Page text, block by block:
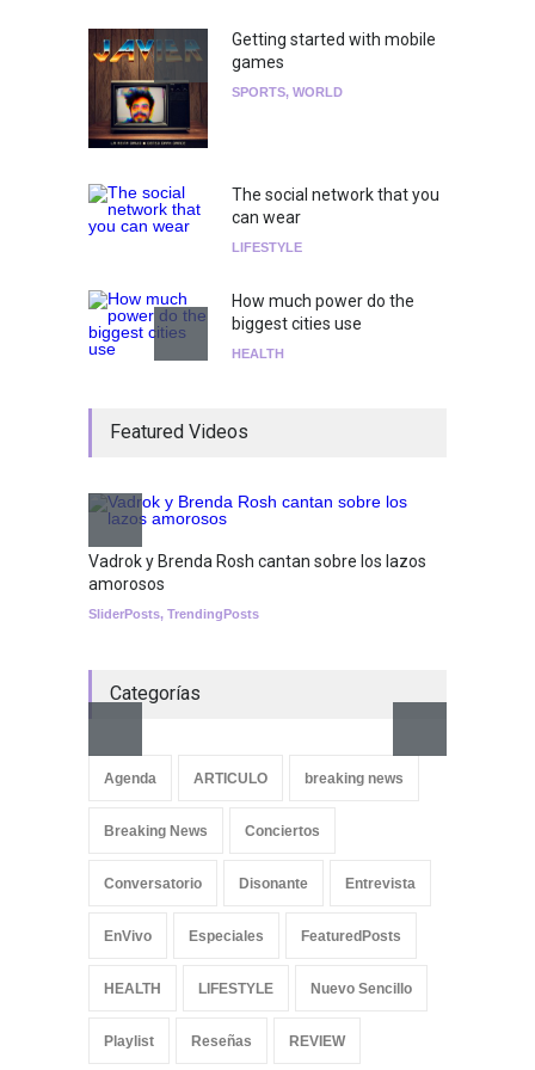
Getting started with mobile
games
SPORTS, WORLD
The social network that you
can wear
LIFESTYLE
How much power do the
biggest cities use
HEALTH
el show de Richie O'Farrill
becoming a reality
Featured Videos
Vadrok y Brenda Rosh cantan sobre los lazos
amorosos
SliderPosts, TrendingPosts
Categorías
Agenda ARTICULO breaking news
Breaking News Conciertos
Conversatorio Disonante Entrevista
EnVivo Especiales FeaturedPosts
HEALTH LIFESTYLE Nuevo Sencillo
Playlist Reseñas REVIEW